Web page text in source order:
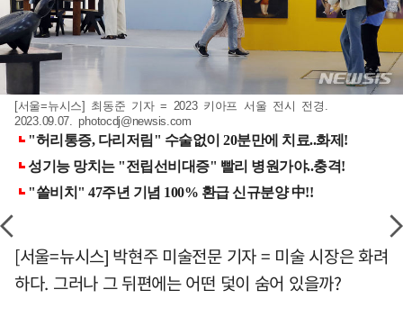
[서울=뉴시스] 최동준 기자 = 2023 키아프 서울 전시 전경.
2023.09.07.photocdj@newsis.com
[서울=뉴시스] 박현주 미술전문 기자 = 미술 시장은 화려
하다. 그러나 그 뒤편에는 어떤 덫이 숨어 있을까?